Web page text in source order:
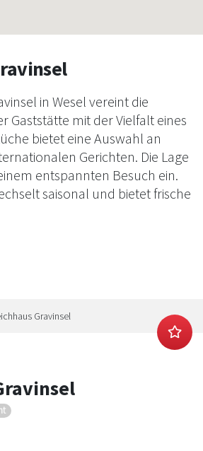
in Wesel vereint die
Gaststätte mit der Vielfalt eines
bietet eine Auswahl an
Gerichten. Die Lage
entspannten Besuch ein.
saisonal und bietet frische
Gravinsel